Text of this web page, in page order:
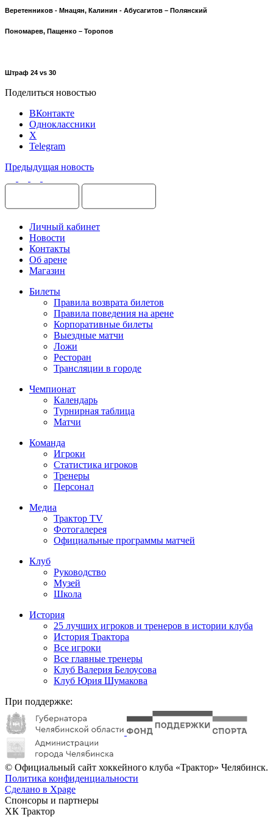
Веретенников - Мнацян, Калинин - Абусагитов – Полянский
Пономарев, Пащенко – Торопов
Штраф 24 vs 30
Поделиться новостью
ВКонтакте
Одноклассники
X
Telegram
Предыдущая новость
Личный кабинет
Новости
Контакты
Об арене
Магазин
Билеты
Правила возврата билетов
Правила поведения на арене
Корпоративные билеты
Выездные матчи
Ложи
Ресторан
Трансляции в городе
Чемпионат
Календарь
Турнирная таблица
Матчи
Команда
Игроки
Статистика игроков
Тренеры
Персонал
Медиа
Трактор TV
Фотогалерея
Официальные программы матчей
Клуб
Руководство
Музей
Школа
История
25 лучших игроков и тренеров в истории клуба
История Трактора
Все игроки
Все главные тренеры
Клуб Валерия Белоусова
Клуб Юрия Шумакова
При поддержке:
© Официальный сайт хоккейного клуба «Трактор» Челябинск.
Политика конфиденциальности
Сделано в Xpage
Спонсоры и партнеры
ХК Трактор